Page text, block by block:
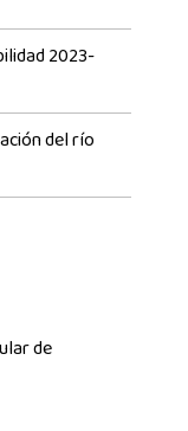
2023-
del río
de